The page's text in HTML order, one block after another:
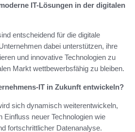
IT-Lösungen in der digitalen
entscheidend für die digitale
dabei unterstützen, ihre
und innovative Technologien zu
Markt wettbewerbsfähig zu bleiben.
IT in Zukunft entwickeln?
sich dynamisch weiterentwickeln,
Einfluss neuer Technologien wie
fortschrittlicher Datenanalyse.